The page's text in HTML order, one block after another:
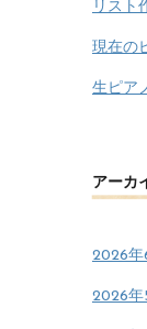
リスト
現在の
生ピア
アーカ
2026年
2026年